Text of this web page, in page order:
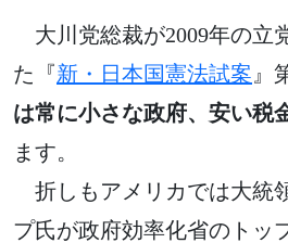
大川党総裁が2009年の立
た『新・日本国憲法試案 』
は常に小さな政府、安い税
ます。
折しもアメリカでは大統
プ氏が政府効率化省のトッ